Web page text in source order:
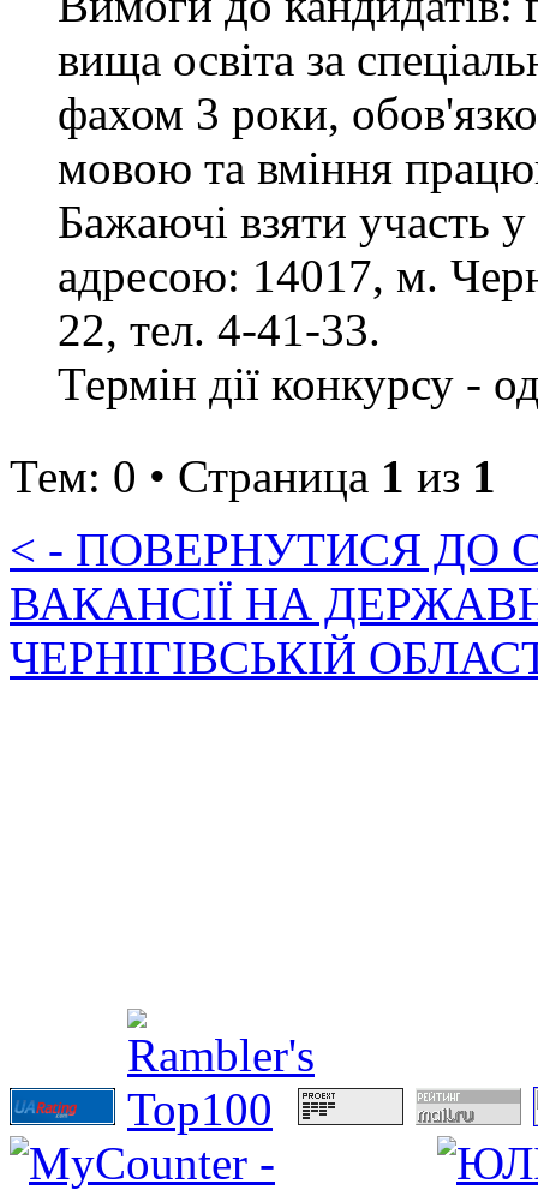
вища освіта за
фахом 3 роки,
мовою та вміння
Бажаючі взяти участь
адресою: 14017, м.
22, тел. 4-41-33.
Термін дії конкурсу -
Тем: 0 • Страница 1 из 1
< - ПОВЕРНУТИСЯ ДО
ВАКАНСІЇ НА
ЧЕРНІГІВСЬКІЙ